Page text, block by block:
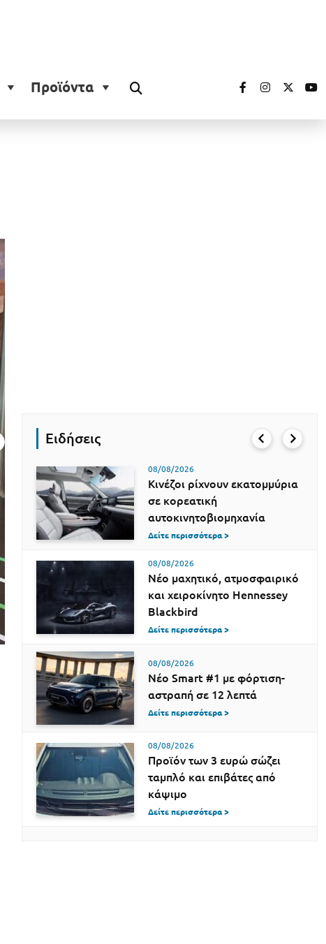
Προϊόντα
Ειδήσεις
08/08/2026
Κινέζοι ρίχνουν εκατομμύρια
σε κορεατική
αυτοκινητοβιομηχανία
Δείτε περισσότερα >
08/08/2026
Νέο μαχητικό, ατμοσφαιρικό
και χειροκίνητο Hennessey
Blackbird
Δείτε περισσότερα >
08/08/2026
Νέο Smart #1 με φόρτιση-
αστραπή σε 12 λεπτά
Δείτε περισσότερα >
08/08/2026
Προϊόν των 3 ευρώ σώζει
ταμπλό και επιβάτες από
κάψιμο
Δείτε περισσότερα >